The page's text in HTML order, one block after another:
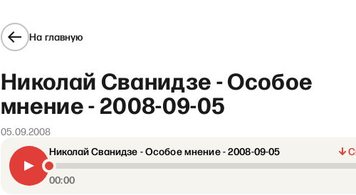
На главную
Николай Сванидзе - Особое
мнение - 2008-09-05
05.09.2008
Николай Сванидзе - Особое мнение - 2008-09-05
00:00
«И грянул Грэм» со